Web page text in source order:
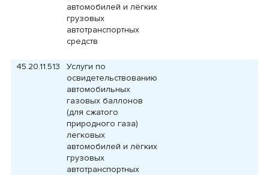
автомобилей и лёгких
грузовых
автотранспортных
средств
45.20.11.513
Услуги по
освидетельствованию
автомобильных
газовых баллонов
(для сжатого
природного газа)
легковых
автомобилей и лёгких
грузовых
автотранспортных